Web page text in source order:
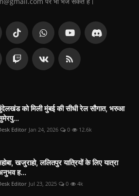
को मिली मुंबई की सीधी रेल सौगात, भरुआ
Editor Jan 24, 2026 0 12.6k
खजुराहो, ललितपुर यात्रियों के लिए यात्रा
ह...
Editor Jul 23, 2025 0 4k